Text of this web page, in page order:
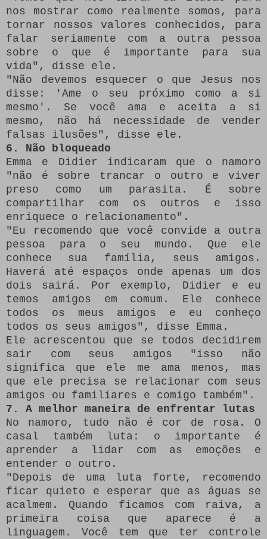
nos mostrar como realmente somos, para
tornar nossos valores conhecidos, para
falar seriamente com a outra pessoa
sobre o que é importante para sua
vida", disse ele.
"Não devemos esquecer o que Jesus nos
disse: 'Ame o seu próximo como a si
mesmo'.
Se você ama e aceita a si
mesmo, não há necessidade de vender
falsas ilusões", disse ele.
6. Não bloqueado
Emma e Didier indicaram que o namoro
"não é sobre trancar o outro e viver
preso como um parasita.
É sobre
compartilhar com os outros e isso
enriquece o relacionamento".
"Eu recomendo que você convide a outra
pessoa para o seu mundo.
Que ele
conhece sua família, seus amigos.
Haverá até espaços onde apenas um dos
dois sairá.
Por exemplo, Didier e eu
temos amigos em comum.
Ele conhece
todos os meus amigos e eu conheço
todos os seus amigos", disse Emma.
Ele acrescentou que se todos decidirem
sair com seus amigos "isso não
significa que ele me ama menos, mas
que ele precisa se relacionar com seus
amigos ou familiares e comigo também".
7. A melhor maneira de enfrentar lutas
No namoro, tudo não é cor de rosa.
O
casal também luta: o importante é
aprender a lidar com as emoções e
entender o outro.
"Depois de uma luta forte, recomendo
ficar quieto e esperar que as águas se
acalmem.
Quando ficamos com raiva, a
primeira coisa que aparece é a
linguagem.
Você tem que ter controle